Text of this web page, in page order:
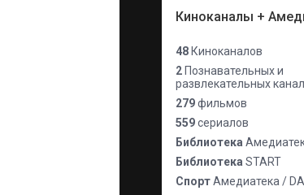
Киноканалы +
48 Киноканалов
2 Познавательных и
развлекательных
279фильмов
559сериалов
Библиотека
Библиотека START
СпортАмедиатека /